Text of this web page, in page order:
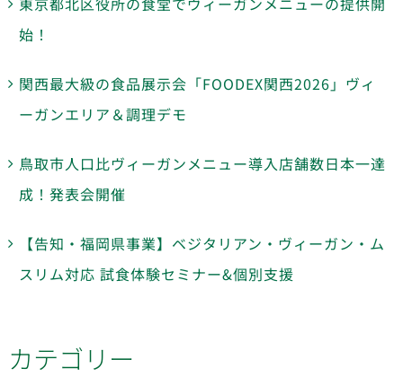
始！
関西最大級の食品展示会「FOODEX関西2026」ヴィ
ーガンエリア＆調理デモ
鳥取市人口比ヴィーガンメニュー導入店舗数日本一達
成！発表会開催
【告知・福岡県事業】ベジタリアン・ヴィーガン・ム
スリム対応 試食体験セミナー&個別支援
カテゴリー